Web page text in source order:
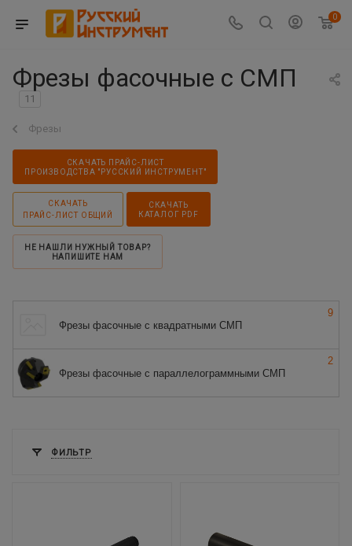
0
Фрезы фасочные с СМП
11
Фрезы
СКАЧАТЬ ПРАЙС-ЛИСТ
ПРОИЗВОДСТВА "РУССКИЙ ИНСТРУМЕНТ"
СКАЧАТЬ
ПРАЙС-ЛИСТ ОБЩИЙ
СКАЧАТЬ
КАТАЛОГ PDF
НЕ НАШЛИ НУЖНЫЙ ТОВАР?
НАПИШИТЕ НАМ
Фрезы фасочные с квадратными СМП
9
Фрезы фасочные с параллелограммными СМП
2
ФИЛЬТР